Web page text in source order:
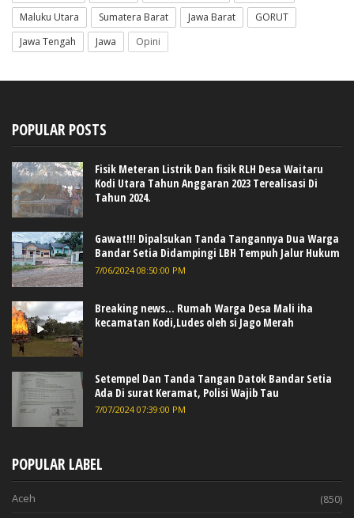
Maluku Utara
Sumatera Barat Jawa Barat
GORUT
Jawa Tengah
Jawa Opini
POPULAR POSTS
Fisik Meteran Listrik Dan fisik RLH Desa Waitaru
Kodi Utara Tahun Anggaran 2023 Terealisasi Di
Tahun 2024.
Gawat!!! Dipalsukan Tanda Tangannya Dua Warga
Bandar Setia Didampingi LBH Tempuh Jalur Hukum
7/06/2024 08:50:00 PM
Breaking news... Rumah Warga Desa Mali iha
kecamatan Kodi,Ludes oleh si Jago Merah
Setempel Dan Tanda Tangan Datok Bandar Setia
Ada Di surat Keramat, Polisi Wajib Tau
7/07/2024 07:39:00 PM
POPULAR LABEL
Aceh (850)